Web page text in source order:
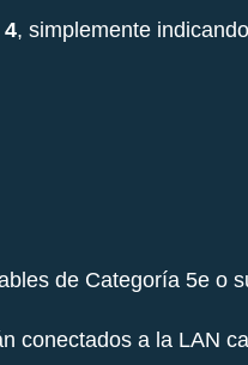
4, simplemente
de Categoría 5e o
conectados a la LAN